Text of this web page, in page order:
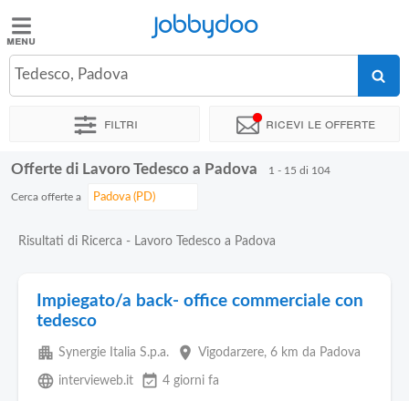
Jobbydoo
Offerte
Stipendi
Elenco
Blog
Jobbydoo
Tedesco, Padova
Filtri Ricevi le offerte
Offerte di Lavoro Tedesco a Padova 1 - 15 di 104
Cerca offerte a
Risultati di Ricerca - Lavoro Tedesco a Padova
Impiegato/a back- office commerciale con
tedesco
apartment Synergie Italia S.p.a. place Vigodarzere, 6 km da Padova
language intervieweb.it event_available 4 giorni fa